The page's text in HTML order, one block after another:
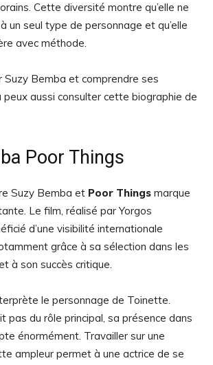
Cette diversité montre qu’elle ne
un seul type de personnage et qu’elle
avec méthode.
Suzy Bemba et comprendre ses
peux aussi consulter cette biographie de
Poor Things
Suzy Bemba et Poor Things marque
Le film, réalisé par Yorgos
d’une visibilité internationale
grâce à sa sélection dans les
à son succès critique.
le personnage de Toinette.
pas du rôle principal, sa présence dans
énormément. Travailler sur une
ampleur permet à une actrice de se